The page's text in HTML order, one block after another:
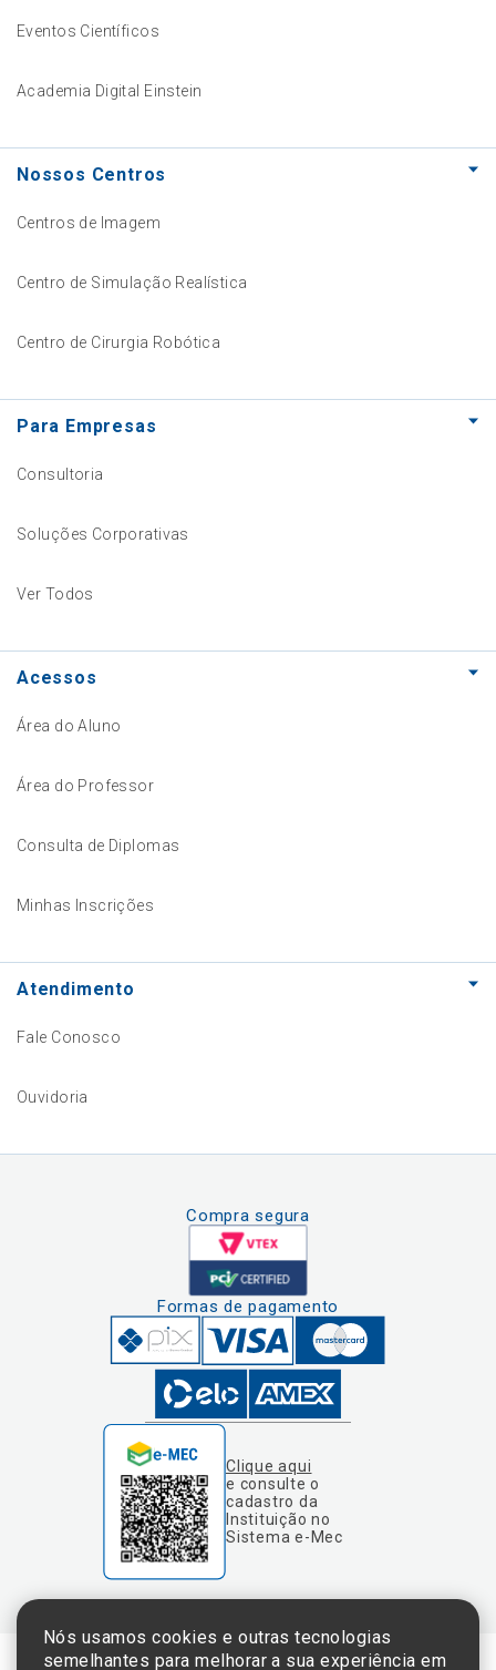
Eventos Científicos
Academia Digital Einstein
Nossos Centros
Centros de Imagem
Centro de Simulação Realística
Centro de Cirurgia Robótica
Para Empresas
Consultoria
Soluções Corporativas
Ver Todos
Acessos
Área do Aluno
Área do Professor
Consulta de Diplomas
Minhas Inscrições
Atendimento
Fale Conosco
Ouvidoria
Compra segura
Formas de pagamento
Clique aqui
e consulte o
cadastro da
Instituição no
Sistema e-Mec
Nós usamos cookies e outras tecnologias
semelhantes para melhorar a sua experiência em